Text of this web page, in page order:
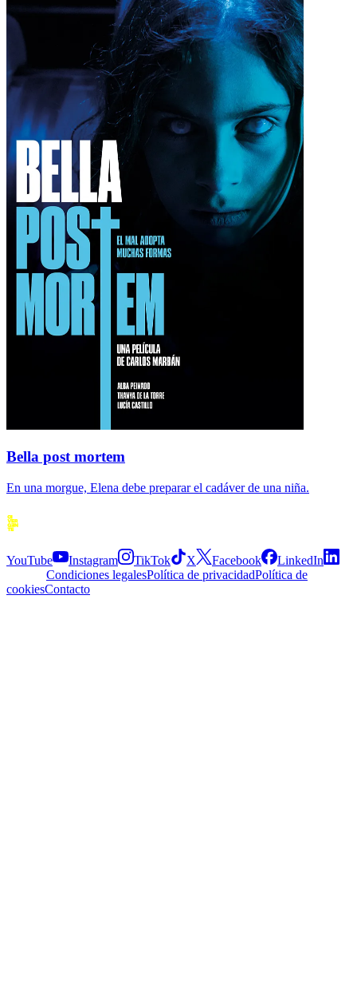
Bella post mortem
En una morgue, Elena debe preparar el cadáver de una niña.
YouTube
Instagram TikTok X Facebook
LinkedIn
Condiciones legalesPolítica de privacidadPolítica de
cookiesContacto